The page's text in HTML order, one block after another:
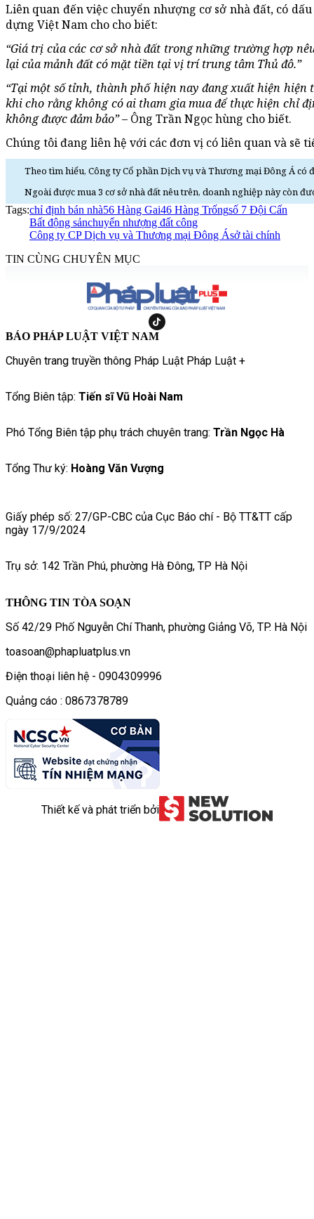
Liên quan đến việc chuyển nhượng cơ sở nhà đất, có
dựng Việt Nam cho cho biết:
“Giá trị của các cơ sở nhà đất trong những trường hợp
lại của mảnh đất có mặt tiền tại vị trí trung tâm Thủ đô.”
“Tại một số tỉnh, thành phố hiện nay đang xuất hiện
khi cho rằng không có ai tham gia mua để thực hiện chỉ
không được đảm bảo”– Ông Trần Ngọc hùng cho biết.
Chúng tôi đang liên hệ với các đơn vị có liên quan và
Theo tìm hiểu, Công ty Cổ phần Dịch vụ và Thương mại Đông Á
Ngoài được mua 3 cơ sở nhà đất nêu trên, doanh nghiệp này còn
Tags:chỉ định bán nhà56 Hàng Gai46 Hàng Trốngsố 7 Đội Cấn
Bất động sảnchuyển nhượng đất công
Công ty CP Dịch vụ và Thương mại Đông Ásở tài chính
TIN CÙNG CHUYÊN MỤC
BÁO PHÁP LUẬT VIỆT NAM
Chuyên trang truyền thông Pháp Luật Pháp Luật +
Tổng Biên tập: Tiến sĩ Vũ Hoài Nam
Phó Tổng Biên tập phụ trách chuyên trang: Trần Ngọc Hà
Tổng Thư ký: Hoàng Văn Vượng
Giấy phép số: 27/GP-CBC của Cục Báo chí - Bộ TT&TT cấp
ngày 17/9/2024
Trụ sở: 142 Trần Phú, phường Hà Đông, TP Hà Nội
THÔNG TIN TÒA SOẠN
Số 42/29 Phố Nguyễn Chí Thanh, phường Giảng Võ, TP. Hà Nội
toasoan@phapluatplus.vn
Điện thoại liên hệ - 0904309996
Quảng cáo : 0867378789
Thiết kế và phát triển bởi